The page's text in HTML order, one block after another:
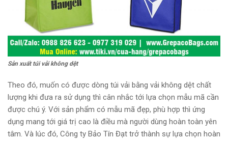
Sản xuất túi vải không dệt
Theo đó, muốn có được dòng túi vải bằng vải không dệt chất
lượng khi đưa ra sử dụng thì cân nhắc tới lựa chọn mẫu mã cần
được chú ý. Với sản phẩm có mẫu mã đẹp, phù hợp thì ứng
dụng mang tới giá trị cao là điều mà người dùng hoàn toàn yên
tâm. Và lúc đó, Công ty Bảo Tín Đạt trở thành sự lựa chọn hoàn